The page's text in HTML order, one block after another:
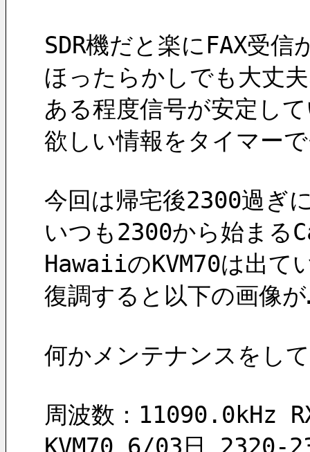
SDR機だと楽にFAX受
ほったらかしでも大丈
ある程度信号が安定し
欲しい情報をタイマー
今回は帰宅後2300過ぎ
いつも2300から始ま
HawaiiのKVM70は出て
復調すると以下の画像
何かメンテナンスを
周波数：11090.0kHz
KVM70 6/03日 2320-